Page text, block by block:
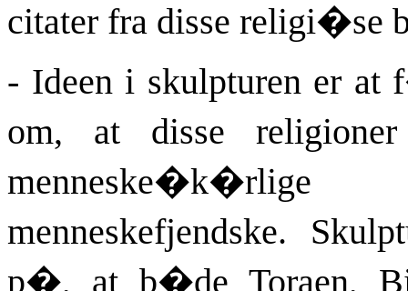
citater fra disse religi�se
- Ideen i skulpturen er
om, at disse
menneskefjendske.
p�, at b�de Toraen,